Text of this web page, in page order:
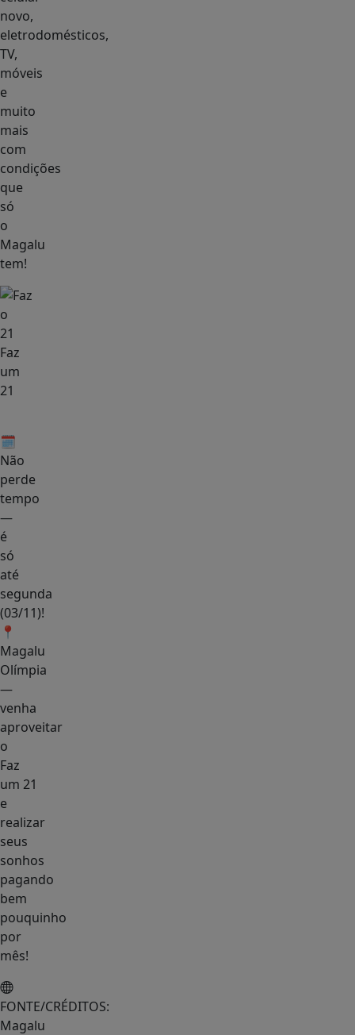
novo,
eletrodomésticos,
TV,
móveis
e
muito
mais
com
condições
que
só
o
Magalu
tem!
Faz
um
21
🗓️
Não
perde
tempo
—
é
só
até
segunda
(03/11)!
📍
Magalu
Olímpia
—
venha
aproveitar
o
Faz
um 21
e
realizar
seus
sonhos
pagando
bem
pouquinho
por
mês!
FONTE/CRÉDITOS:
Magalu